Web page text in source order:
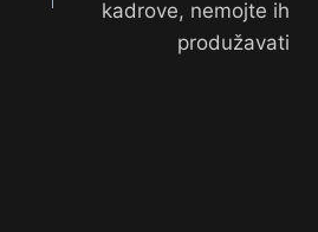
kadrove, nemojte ih
produžavati